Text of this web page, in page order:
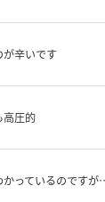
が辛いです
高圧的
かっているのです